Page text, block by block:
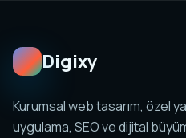
Digixy
Kurumsal web tasarım, özel
uygulama, SEO ve dijital